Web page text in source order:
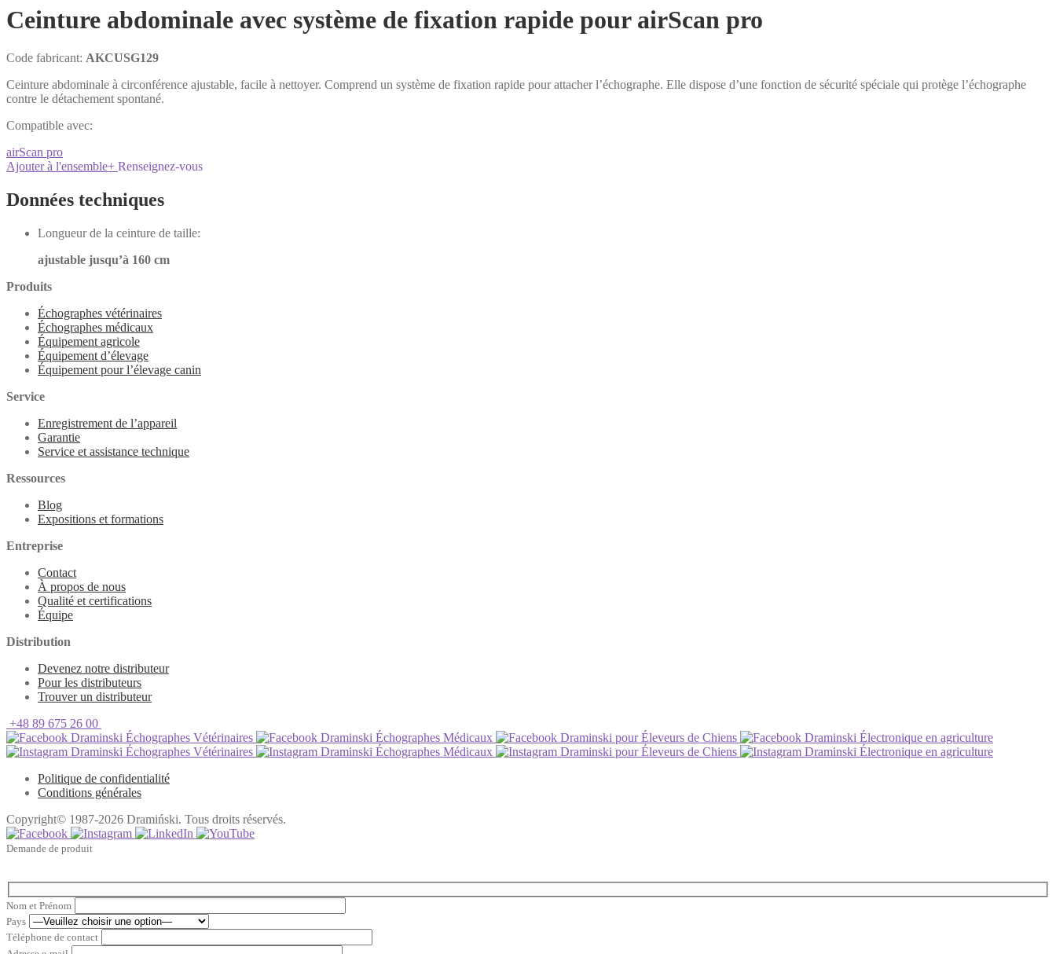
Ceinture abdominale avec système de fixation rapide pour airScan pro
Code fabricant: AKCUSG129
Ceinture abdominale à circonférence ajustable, facile à nettoyer. Comprend un système de fixation rapide pour attacher l’échographe. Elle dispose d’une fonction de sécurité spéciale qui protège l’échographe
contre le détachement spontané.
Compatible avec:
airScan pro
Ajouter à l'ensemble+ Renseignez-vous
Données techniques
Longueur de la ceinture de taille:
ajustable jusqu’à 160 cm
Produits
Échographes vétérinaires
Échographes médicaux
Équipement agricole
Équipement d’élevage
Équipement pour l’élevage canin
Service
Enregistrement de l’appareil
Garantie
Service et assistance technique
Ressources
Blog
Expositions et formations
Entreprise
Contact
À propos de nous
Qualité et certifications
Équipe
Distribution
Devenez notre distributeur
Pour les distributeurs
Trouver un distributeur
+48 89 675 26 00
Draminski Échographes Vétérinaires
Draminski Échographes Médicaux Draminski pour Éleveurs de Chiens
Draminski Électronique en agriculture
Draminski Échographes Vétérinaires
Draminski Échographes Médicaux Draminski pour Éleveurs de Chiens
Draminski Électronique en agriculture
Politique de confidentialité
Conditions générales
Copyright© 1987-2026 Dramiński. Tous droits réservés.
Demande de produit
Nom et Prénom
Pays
Téléphone de contact